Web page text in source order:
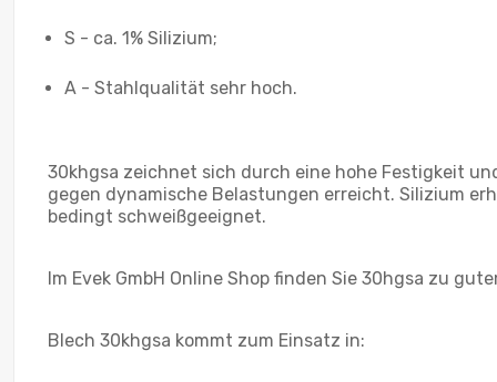
S - ca. 1% Silizium;
А - Stahlqualität sehr hoch.
30khgsa zeichnet sich durch eine hohe Festigkeit
gegen dynamische Belastungen erreicht. Silizium
bedingt schweißgeeignet.
Im Evek GmbH Online Shop finden Sie 30hgsa zu
Blech 30khgsa kommt zum Einsatz in: